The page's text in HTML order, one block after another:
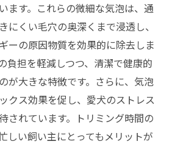
ます。これらの微細な気泡は、通
にくい毛穴の奥深くまで浸透し、
ーの原因物質を効果的に除去しま
負担を軽減しつつ、清潔で健康的
が大きな特徴です。さらに、気泡
クス効果を促し、愛犬のストレス
されています。トリミング時間の
しい飼い主にとってもメリットが